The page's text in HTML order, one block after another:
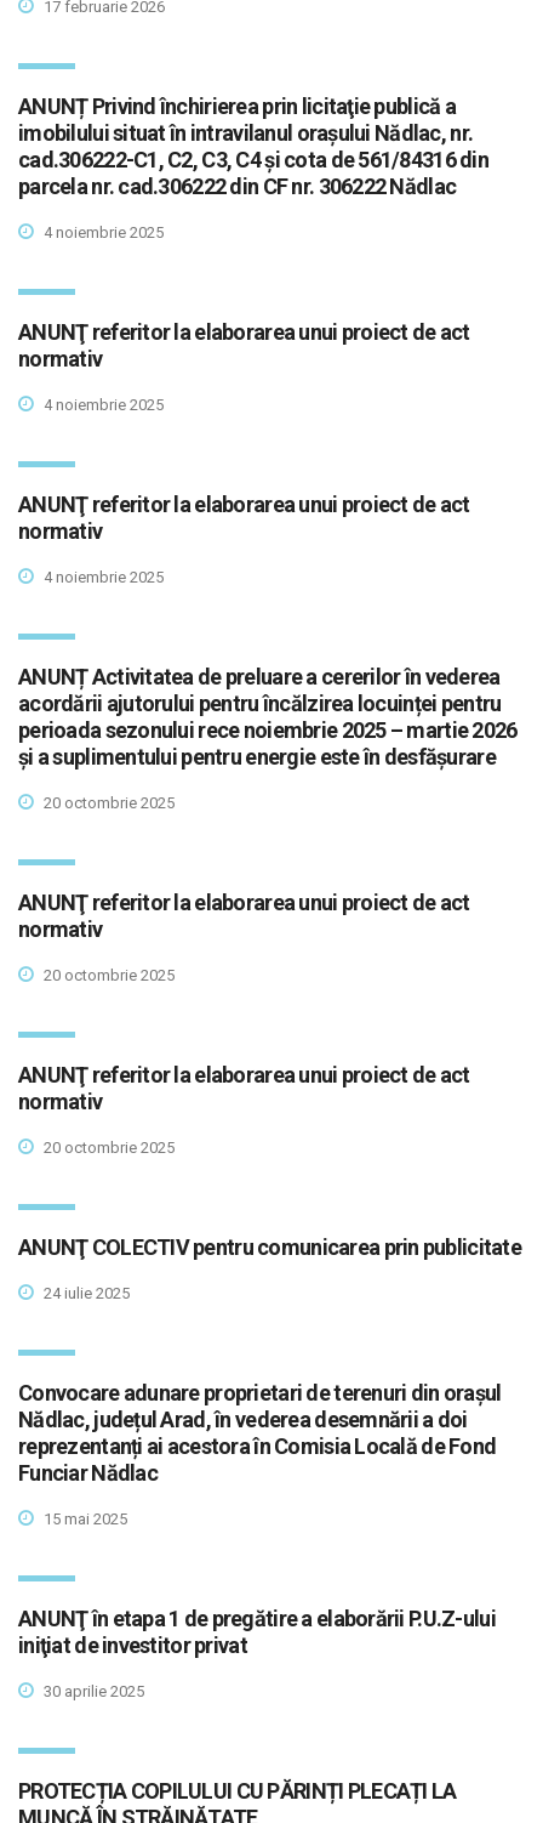
17 februarie 2026
ANUNȚ Privind închirierea prin licitaţie publică a
imobilului situat în intravilanul orașului Nădlac, nr.
cad.306222-C1, C2, C3, C4 și cota de 561/84316 din
parcela nr. cad.306222 din CF nr. 306222 Nădlac
4 noiembrie 2025
ANUNŢ referitor la elaborarea unui proiect de act
normativ
4 noiembrie 2025
ANUNŢ referitor la elaborarea unui proiect de act
normativ
4 noiembrie 2025
ANUNȚ Activitatea de preluare a cererilor în vederea
acordării ajutorului pentru încălzirea locuinței pentru
perioada sezonului rece noiembrie 2025 – martie 2026
și a suplimentului pentru energie este în desfășurare
20 octombrie 2025
ANUNŢ referitor la elaborarea unui proiect de act
normativ
20 octombrie 2025
ANUNŢ referitor la elaborarea unui proiect de act
normativ
20 octombrie 2025
ANUNŢ COLECTIV pentru comunicarea prin publicitate
24 iulie 2025
Convocare adunare proprietari de terenuri din orașul
Nădlac, județul Arad, în vederea desemnării a doi
reprezentanți ai acestora în Comisia Locală de Fond
Funciar Nădlac
15 mai 2025
ANUNŢ în etapa 1 de pregătire a elaborării P.U.Z-ului
iniţiat de investitor privat
30 aprilie 2025
PROTECȚIA COPILULUI CU PĂRINȚI PLECAȚI LA
MUNCĂ ÎN STRĂINĂTATE